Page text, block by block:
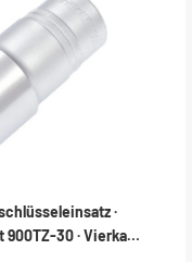
·
30 · Vierkant